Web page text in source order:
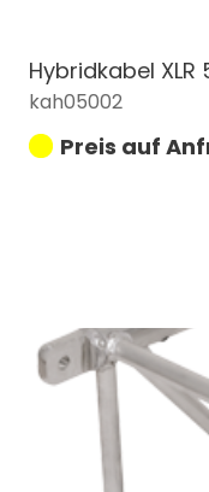
Hybridkabel XLR
kah05002
Preis auf